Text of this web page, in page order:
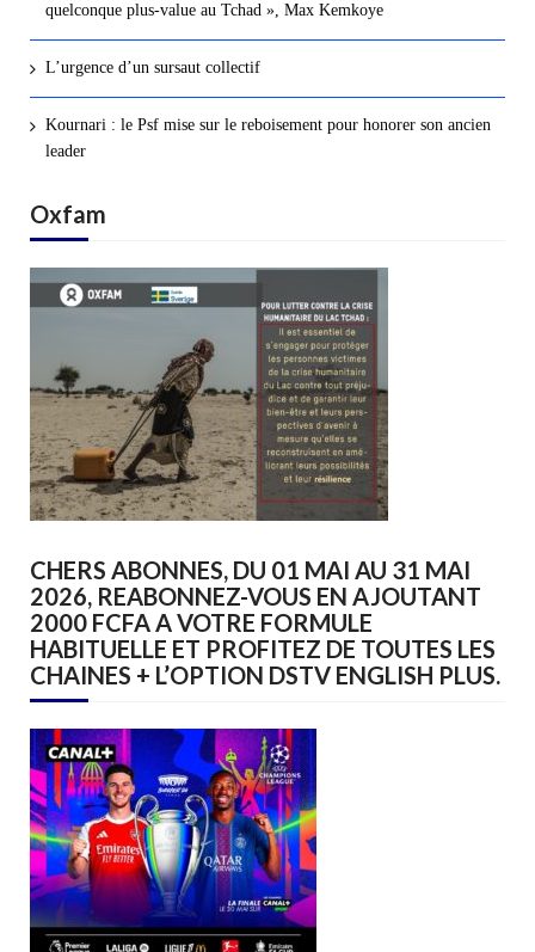
quelconque plus-value au Tchad », Max Kemkoye
L’urgence d’un sursaut collectif
Kournari : le Psf mise sur le reboisement pour honorer son ancien
leader
Oxfam
CHERS ABONNES, DU 01 MAI AU 31 MAI
2026, REABONNEZ-VOUS EN AJOUTANT
2000 FCFA A VOTRE FORMULE
HABITUELLE ET PROFITEZ DE TOUTES LES
CHAINES + L’OPTION DSTV ENGLISH PLUS.